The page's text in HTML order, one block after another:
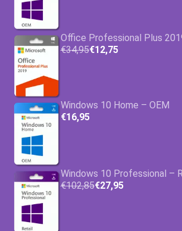
Office Professional Plus
€34,95€12,75
Windows 10 Home – OEM
€16,95
Windows 10 Professional –
€102,85€27,95